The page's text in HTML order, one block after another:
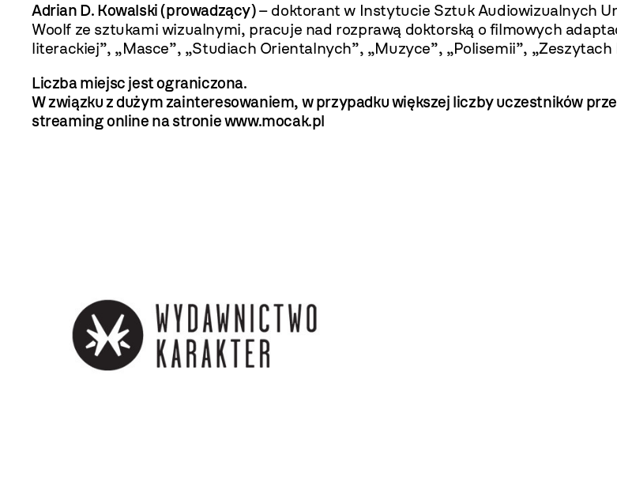
Adrian D. Kowalski (prowadzący)– doktorant w Instytucie Sztuk Audiowizualnych
Woolf ze sztukami wizualnymi, pracuje nad rozprawą doktorską o filmowych
literackiej”, „Masce”, „Studiach Orientalnych”, „Muzyce”, „Polisemii”, „Zeszytach
Liczba miejsc jest ograniczona.
W związku z dużym zainteresowaniem, w przypadku większej liczby uczestników
streaming online na stroniewww.mocak.pl